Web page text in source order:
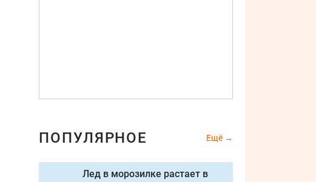
ПОПУЛЯРНОЕ Ещё
Лед в морозилке растает в